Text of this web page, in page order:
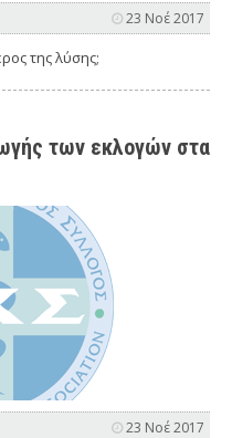
23 Νοέ 2017
της λύσης;
των εκλογών στα
23 Νοέ 2017